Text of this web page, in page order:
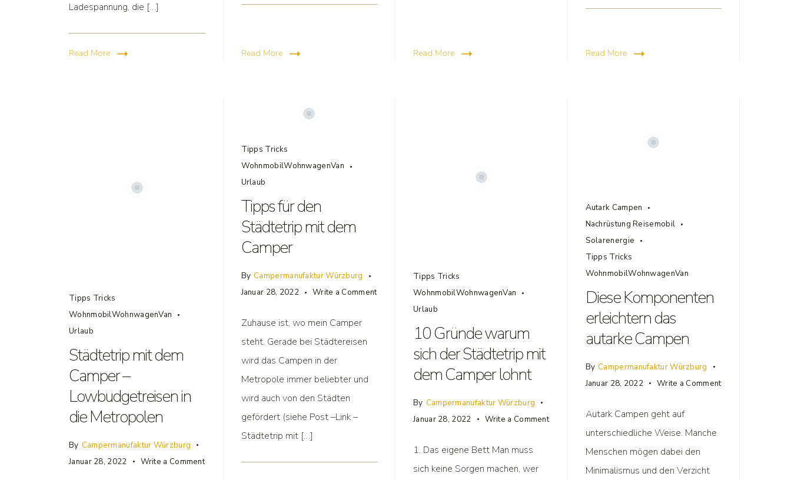
Ladespannung, die […]
Read More Read More Read More Read More
Tipps Tricks
WohnmobilWohnwagenVan
Urlaub
Städtetrip mit dem
Camper –
Lowbudgetreisen in
die Metropolen
By Campermanufaktur Würzburg
Januar 28, 2022
Write a Comment
Tipps Tricks
WohnmobilWohnwagenVan
Urlaub
Tipps für den
Städtetrip mit dem
Camper
By Campermanufaktur Würzburg
Januar 28, 2022
Write a Comment
Zuhause ist, wo mein Camper
steht. Gerade bei Städtereisen
wird das Campen in der
Metropole immer beliebter und
wird auch von den Städten
gefördert (siehe Post –Link –
Städtetrip mit […]
Tipps Tricks
WohnmobilWohnwagenVan
Urlaub
10 Gründe warum
sich der Städtetrip mit
dem Camper lohnt
By Campermanufaktur Würzburg
Januar 28, 2022
Write a Comment
1. Das eigene Bett Man muss
sich keine Sorgen machen, wer
Autark Campen
Nachrüstung Reisemobil
Solarenergie
Tipps Tricks
WohnmobilWohnwagenVan
Diese Komponenten
erleichtern das
autarke Campen
By Campermanufaktur Würzburg
Januar 28, 2022
Write a Comment
Autark Campen geht auf
unterschiedliche Weise. Manche
Menschen mögen dabei den
Minimalismus und den Verzicht